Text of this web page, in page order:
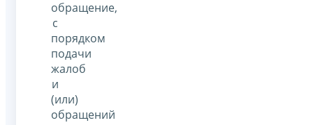
обращение,
с
порядком
подачи
жалоб
и
(или)
обращений